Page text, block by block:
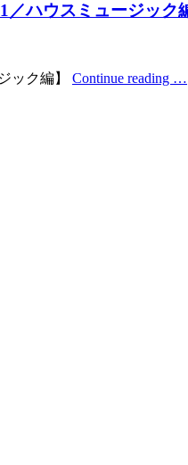
ハウスミュージック
ック編】 Continue reading …